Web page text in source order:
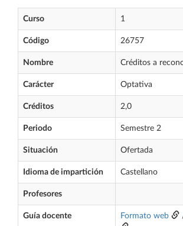
Curso 1
Código 26757
Nombre Créditos a
Carácter Optativa
Créditos 2,0
Periodo Semestre 2
Situación Ofertada
Idioma de impartición Castellano
Profesores
Guía docente Formato web